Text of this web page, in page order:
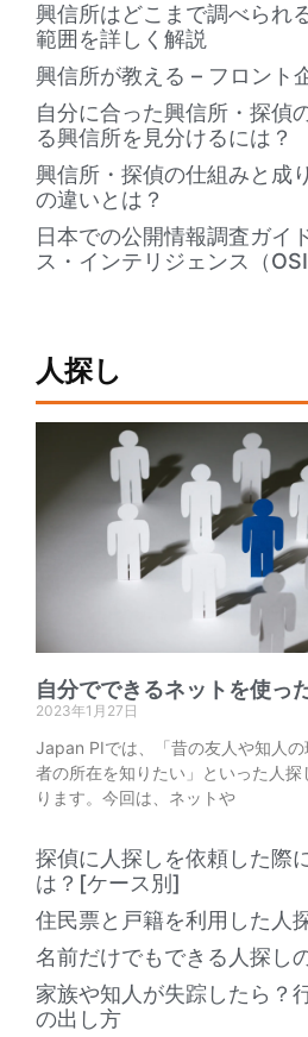
興信所はどこまで調べられ
範囲を詳しく解説
興信所が教える – フロント
自分に合った興信所・探偵
る興信所を見分けるには？
興信所・探偵の仕組みと成
の違いとは？
日本での公開情報調査ガイ
ス・インテリジェンス（
人探し
自分でできるネットを使っ
2023年1月27日
Japan PIでは、「昔の友人や知人
者の所在を知りたい」といった人
ります。今回は、ネットや
探偵に人探しを依頼した際
は？[ケース別]
住民票と戸籍を利用した人
名前だけでもできる人探し
家族や知人が失踪したら？
の出し方